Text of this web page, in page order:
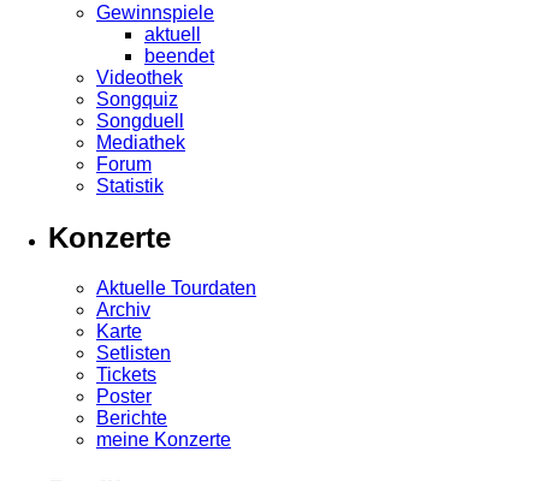
Gewinnspiele
aktuell
beendet
Videothek
Songquiz
Songduell
Mediathek
Forum
Statistik
Konzerte
Aktuelle Tourdaten
Archiv
Karte
Setlisten
Tickets
Poster
Berichte
meine Konzerte